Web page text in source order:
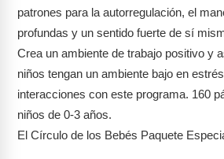
patrones para la autorregulación, el
profundas y un sentido fuerte de sí
Crea un ambiente de trabajo positivo y
niños tengan un ambiente bajo en
interacciones con este programa. 160
niños de 0-3 años.
El Círculo de los Bebés Paquete